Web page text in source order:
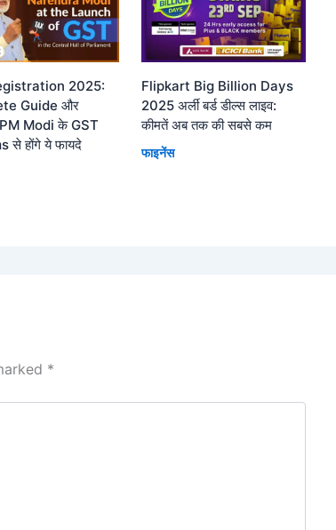
2025:
Guide और
Modi के GST
से होंगे ये फायदे
Flipkart Big Billion Days
2025 अर्ली बर्ड डील्स लाइव:
कीमतें अब तक की सबसे कम
फाइनेंस
*